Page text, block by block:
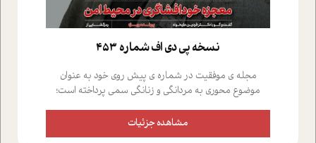
نسخه پي دي اف شماره 453
مجله ی موفقیت در شماره ی پیش روی خود به عنوان
موضوع محوری به مردانگی و زنانگی سمی پرداخته است؛
علیخواه، جامعه شناس در بخش های مختلف تلاش کرده ایم
از دریچه های گوناگون به این موضوع مهم بپردازیم.فصل
مشاهده جزئیات